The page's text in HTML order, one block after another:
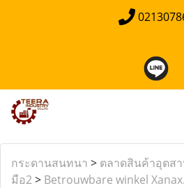
กระดานสนทนา > ตลาดสินค้าอุตส
มือ2> Betrouwbare winkel